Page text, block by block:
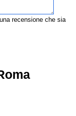
recensione che sia